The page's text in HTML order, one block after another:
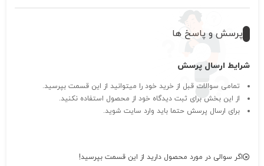
پرسش و پاسخ ها
شرایط ارسال پرسش
تمامی سوالات قبل از خرید خود را میتوانید از این قسمت بپرسید.
از این بخش برای ثبت دیدگاه خود از محصول استفاده نکنید.
برای ارسال پرسش حتما باید وارد سایت شوید.
اگر سوالی در مورد محصول دارید از این قسمت بپرسید!